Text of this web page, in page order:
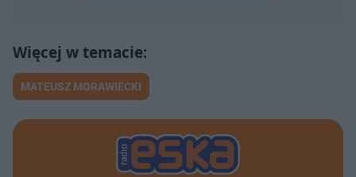
MATEUSZ MORAWIECKI